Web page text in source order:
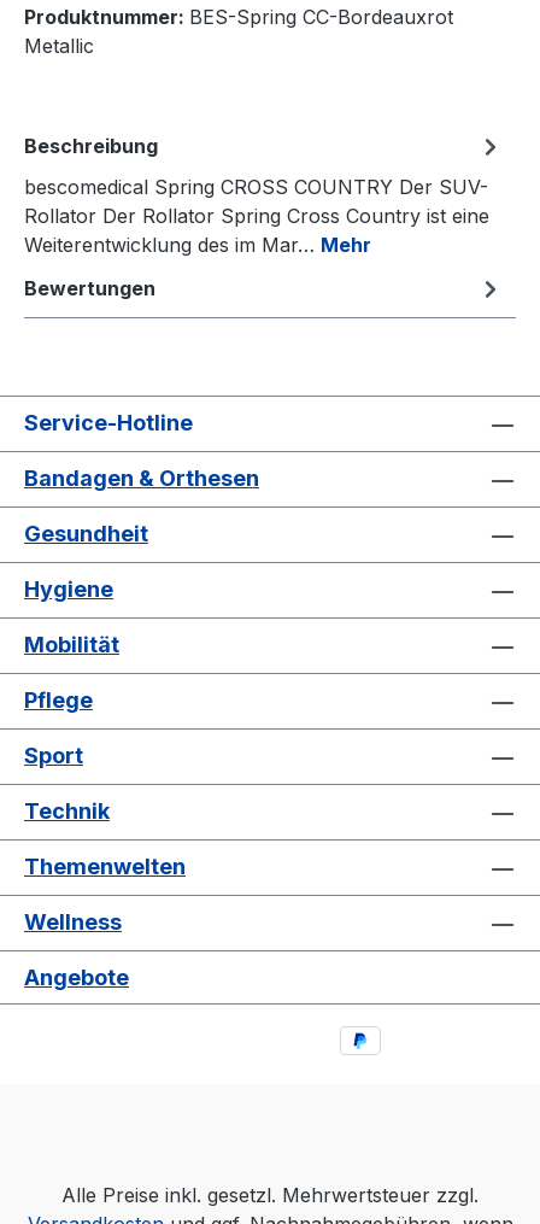
Produktnummer: BES-Spring CC-Bordeauxrot
Metallic
Beschreibung
bescomedical Spring CROSS COUNTRY Der SUV-
Rollator Der Rollator Spring Cross Country ist eine
Weiterentwicklung des im Mar… Mehr
Bewertungen
Service-Hotline
Bandagen & Orthesen
Gesundheit
Hygiene
Mobilität
Pflege
Sport
Technik
Themenwelten
Wellness
Angebote
Alle Preise inkl. gesetzl. Mehrwertsteuer zzgl.